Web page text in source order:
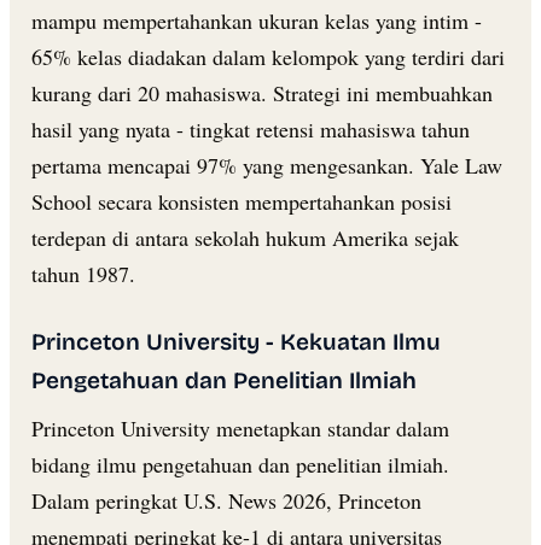
mampu mempertahankan ukuran kelas yang intim -
65% kelas diadakan dalam kelompok yang terdiri dari
kurang dari 20 mahasiswa. Strategi ini membuahkan
hasil yang nyata - tingkat retensi mahasiswa tahun
pertama mencapai 97% yang mengesankan. Yale Law
School secara konsisten mempertahankan posisi
terdepan di antara sekolah hukum Amerika sejak
tahun 1987.
Princeton University - Kekuatan Ilmu
Pengetahuan dan Penelitian Ilmiah
Princeton University menetapkan standar dalam
bidang ilmu pengetahuan dan penelitian ilmiah.
Dalam peringkat U.S. News 2026, Princeton
menempati peringkat ke-1 di antara universitas